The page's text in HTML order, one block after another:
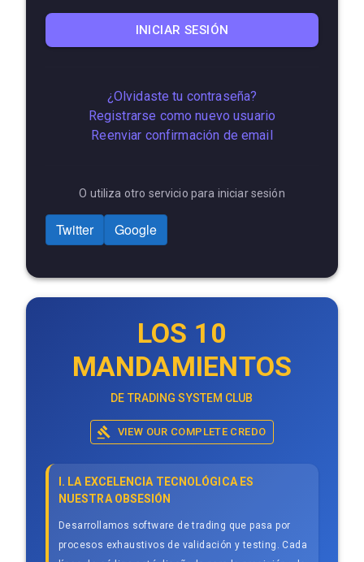
INICIAR SESIÓN
¿Olvidaste tu contraseña?
Registrarse como nuevo usuario
Reenviar confirmación de email
O utiliza otro servicio para iniciar sesión
Twitter Google
LOS 10
MANDAMIENTOS
DE TRADING SYSTEM CLUB
VIEW OUR COMPLETE CREDO
I. LA EXCELENCIA TECNOLÓGICA ES
NUESTRA OBSESIÓN
Desarrollamos software de trading que pasa por
procesos exhaustivos de validación y testing. Cada